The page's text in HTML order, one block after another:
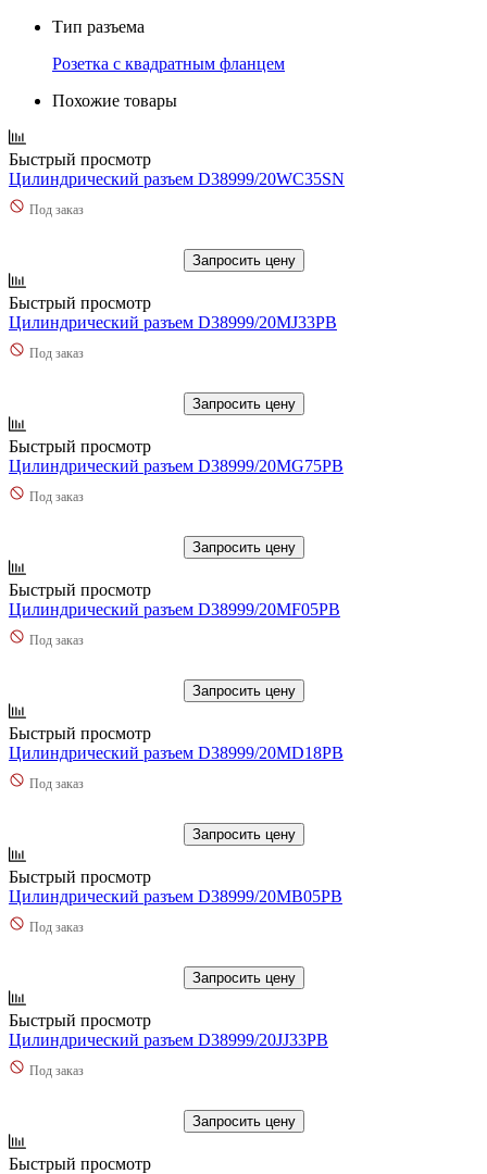
Тип разъема
Розетка с квадратным фланцем
Похожие товары
Быстрый просмотр
Цилиндрический разъем D38999/20WC35SN
Под заказ
Запросить цену
Быстрый просмотр
Цилиндрический разъем D38999/20MJ33PB
Под заказ
Запросить цену
Быстрый просмотр
Цилиндрический разъем D38999/20MG75PB
Под заказ
Запросить цену
Быстрый просмотр
Цилиндрический разъем D38999/20MF05PB
Под заказ
Запросить цену
Быстрый просмотр
Цилиндрический разъем D38999/20MD18PB
Под заказ
Запросить цену
Быстрый просмотр
Цилиндрический разъем D38999/20MB05PB
Под заказ
Запросить цену
Быстрый просмотр
Цилиндрический разъем D38999/20JJ33PB
Под заказ
Запросить цену
Быстрый просмотр